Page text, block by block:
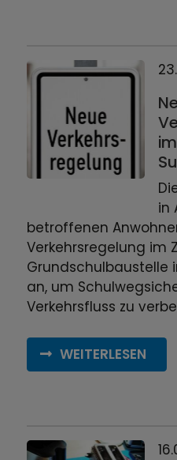
in
betroffenen
Verkehrsregelung im
Grundschulbaustelle
an, um
Verkehrsfluss zu
WEITERLESEN